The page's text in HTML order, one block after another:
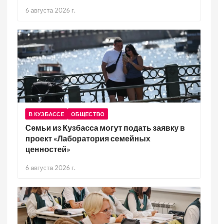
6 августа 2026 г.
В КУЗБАССЕ ОБЩЕСТВО
Семьи из Кузбасса могут подать заявку в
проект «Лаборатория семейных
ценностей»
6 августа 2026 г.